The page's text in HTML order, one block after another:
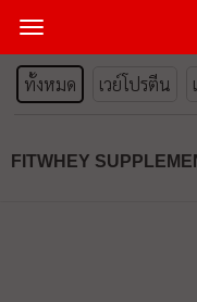
ทั้งหมด เวย์โปรตีน
FITWHEY